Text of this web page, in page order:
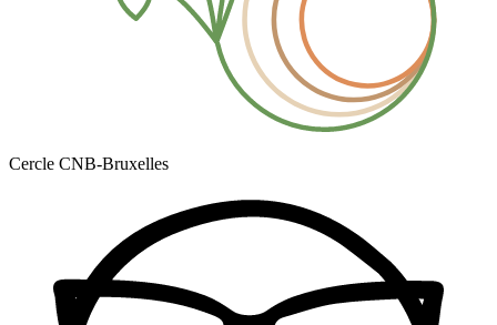
Cercle CNB-Bruxelles